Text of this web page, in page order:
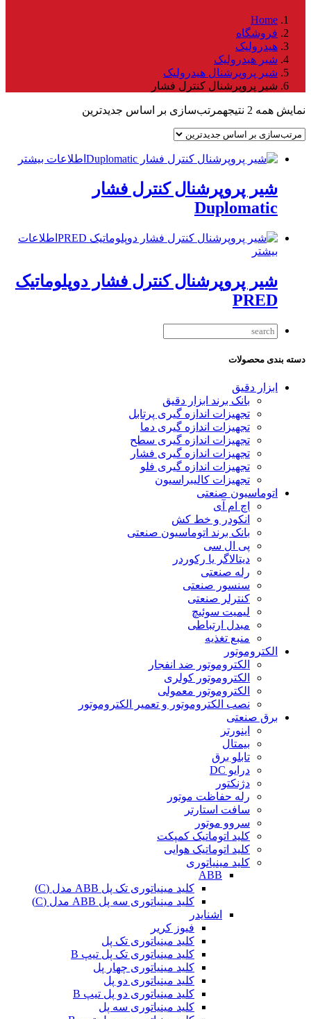
Home
فروشگاه
هیدرولیک
شیر هیدرولیک
شیر پروپرشنال هیدرولیک
شیر پروپرشنال کنترل فشار
نمایش همه 2 نتیجه مرتب‌سازی بر اساس جدیدترین
اطلاعات بیشتر
شیر پروپرشنال کنترل فشار
Duplomatic
اطلاعات
بیشتر
شیر پروپرشنال کنترل فشار دوپلوماتیک
PRED
دسته بندی محصولات
ابزار دقیق
بانک برند ابزار دقیق
تجهیزات اندازه گیری پرتابل
تجهیزات اندازه گیری دما
تجهیزات اندازه گیری سطح
تجهیزات اندازه گیری فشار
تجهیزات اندازه گیری فلو
تجهیزات کالیبراسیون
اتوماسیون صنعتی
اچ ام آی
انکودر و خط کش
بانک برند اتوماسیون صنعتی
پی ال سی
دیتالاگر یا رکوردر
رله صنعتی
سنسور صنعتی
کنترلر صنعتی
لیمیت سوئیچ
مبدل ارتباطی
منبع تغذیه
الکتروموتور
الکتروموتور ضد انفجار
الکتروموتور کولری
الکتروموتور معمولی
نصب الکتروموتور و تعمیر الکتروموتور
برق صنعتی
اینورتر
بیمتال
تابلو برق
درایو DC
دژنکتور
رله حفاظت موتور
سافت استارتر
سروو موتور
کلید اتوماتیک کمپکت
کلید اتوماتیک هوایی
کلید مینیاتوری
ABB
کلید مینیاتوری تک پل ABB مدل (C)
کلید مینیاتوری سه پل ABB مدل (C)
اشنایدر
فیوز کریر
کلید مینیاتوری تک پل
کلید مینیاتوری تک پل تیپ B
کلید مینیاتوری چهار پل
کلید مینیاتوری دو پل
کلید مینیاتوری دو پل تیپ B
کلید مینیاتوری سه پل